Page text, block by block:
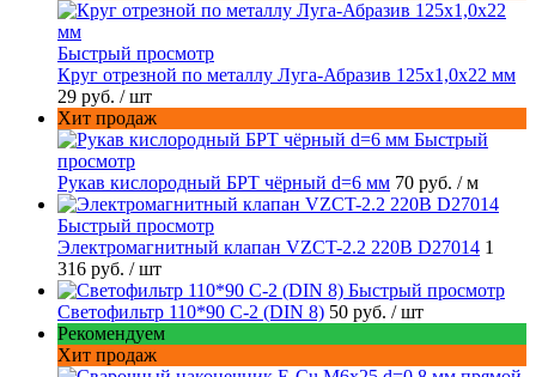
Быстрый просмотр
Круг отрезной по металлу Луга-Абразив 125x1,0x22 мм
29 руб. / шт
Хит продаж
Быстрый
просмотр
Рукав кислородный БРТ чёрный d=6 мм 70 руб. / м
Быстрый просмотр
Электромагнитный клапан VZCT-2.2 220В D27014 1
316 руб. / шт
Быстрый просмотр
Светофильтр 110*90 С-2 (DIN 8) 50 руб. / шт
Рекомендуем
Хит продаж